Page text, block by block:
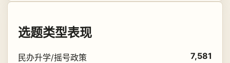
选题类型表现
民办升学/摇号政策 7,581